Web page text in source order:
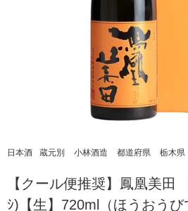
日本酒 蔵元別 小林酒造 都道府県 栃木県
【クール便推奨】鳳凰美田
ｼ)【生】720ml（ほうおうび